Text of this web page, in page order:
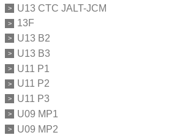
U13 CTC JALT-JCM
13F
U13 B2
U13 B3
U11 P1
U11 P2
U11 P3
U09 MP1
U09 MP2